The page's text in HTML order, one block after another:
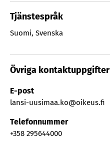
Tjänstespråk
Suomi, Svenska
Övriga kontaktuppgifter
E-post
lansi-uusimaa.ko@oikeus.fi
Telefonnummer
+358 295644000